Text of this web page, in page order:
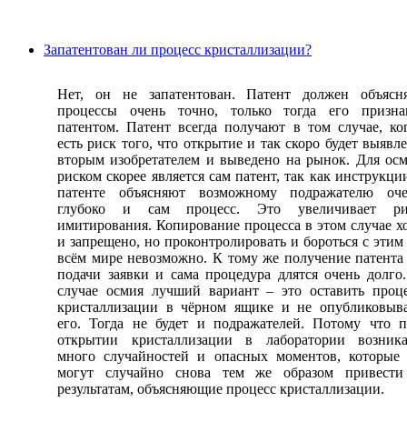
Запатентован ли процесс кристаллизации?
Нет, он не запатентован. Патент должен
процессы очень точно, только тогда его
патентом. Патент всегда получают в том случае,
есть риск того, что открытие и так скоро будет
вторым изобретателем и выведено на рынок. Для
риском скорее является сам патент, так как
патенте объясняют возможному подражателю
глубоко и сам процесс. Это увеличивает
имитирования. Копирование процесса в этом случае
и запрещено, но проконтролировать и бороться с этим
всём мире невозможно. К тому же получение патента
подачи заявки и сама процедура длятся очень
случае осмия лучший вариант – это оставить
кристаллизации в чёрном ящике и не
его. Тогда не будет и подражателей. Потому что
открытии кристаллизации в лаборатории
много случайностей и опасных моментов, которые
могут случайно снова тем же образом
результатам, объясняющие процесс кристаллизации.